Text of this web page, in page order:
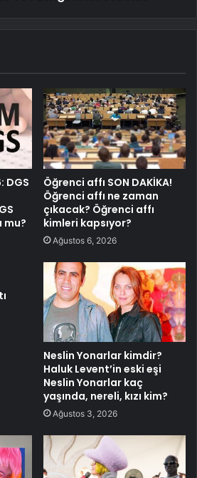
DGS
mu?
Öğrenci affı SON DAKİKA!
Öğrenci affı ne zaman
çıkacak? Öğrenci affı
kimleri kapsıyor?
Ağustos 6, 2026
Neslin Yonarlar kimdir?
Haluk Levent’in eski eşi
Neslin Yonarlar kaç
yaşında, nereli, kızı kim?
Ağustos 3, 2026